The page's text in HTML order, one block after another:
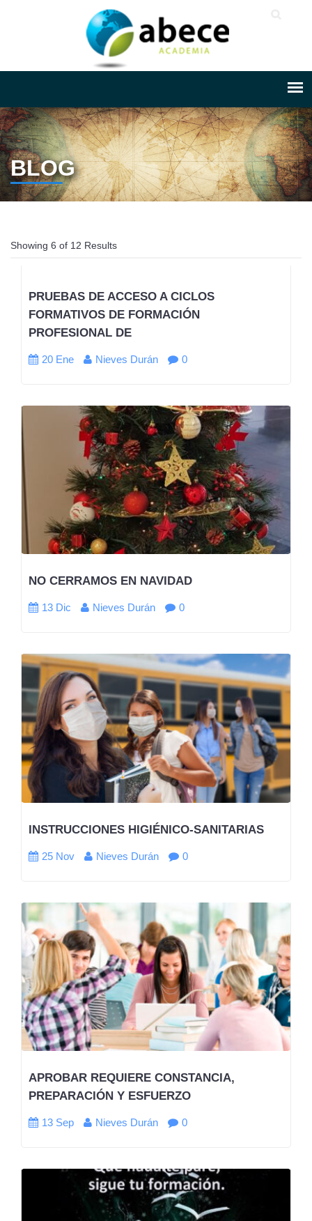
BLOG
Showing 6 of 12 Results
PRUEBAS DE ACCESO A CICLOS
FORMATIVOS DE FORMACIÓN
PROFESIONAL DE
20 Ene Nieves Durán 0
NO CERRAMOS EN NAVIDAD
13 Dic Nieves Durán 0
INSTRUCCIONES HIGIÉNICO-SANITARIAS
25 Nov Nieves Durán 0
APROBAR REQUIERE CONSTANCIA,
PREPARACIÓN Y ESFUERZO
13 Sep Nieves Durán 0